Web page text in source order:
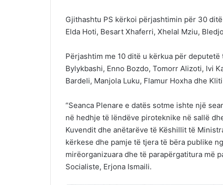
Gjithashtu PS kërkoi përjashtimin për 30
Elda Hoti, Besart Xhaferri, Xhelal Mziu,
Përjashtim me 10 ditë u kërkua për deputetë
Bylykbashi, Enno Bozdo, Tomorr Alizoti, Ivi
Bardeli, Manjola Luku, Flamur Hoxha dhe
“Seanca Plenare e datës sotme ishte një
në hedhje të lëndëve piroteknike në sallë
Kuvendit dhe anëtarëve të Këshillit të
kërkese dhe pamje të tjera të bëra publike
mirëorganizuara dhe të parapërgatitura më
Socialiste, Erjona Ismaili.